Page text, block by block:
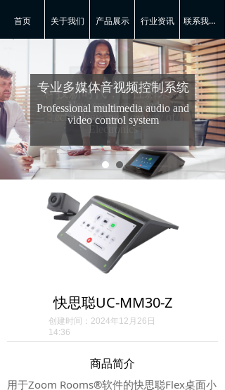
专业多媒体音视频控制系统
Professional multimedia audio and
video control system
科技新时代，智控新未来
New era science and
technology--new century of
Electronics
首页 关于我们 产品展示 行业资讯 联系我们-快思聪
快思聪UC-MM30-Z
商品简介
创建时间： 2024年12月26日
14:36
用于Zoom Rooms®软件的快思聪Flex桌面小